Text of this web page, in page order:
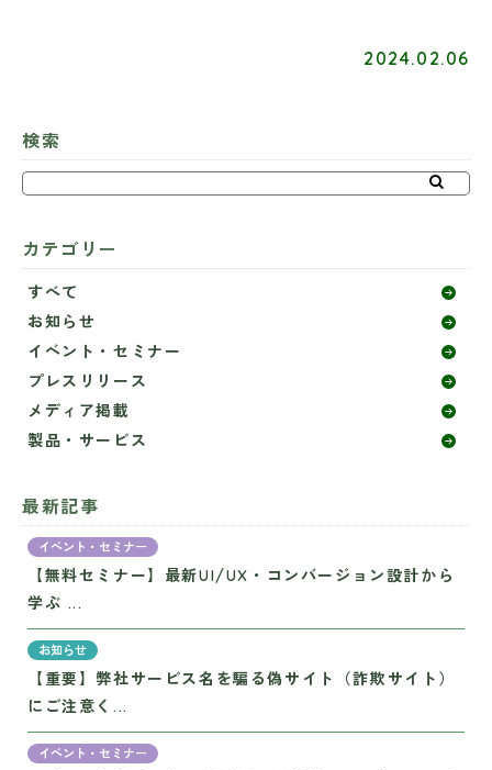
2024.02.06
検索
カテゴリー
すべて
お知らせ
イベント・セミナー
プレスリリース
メディア掲載
製品・サービス
最新記事
イベント・セミナー
【無料セミナー】最新UI/UX・コンバージョン設計から
学ぶ ...
お知らせ
【重要】弊社サービス名を騙る偽サイト（詐欺サイト）
にご注意く...
イベント・セミナー